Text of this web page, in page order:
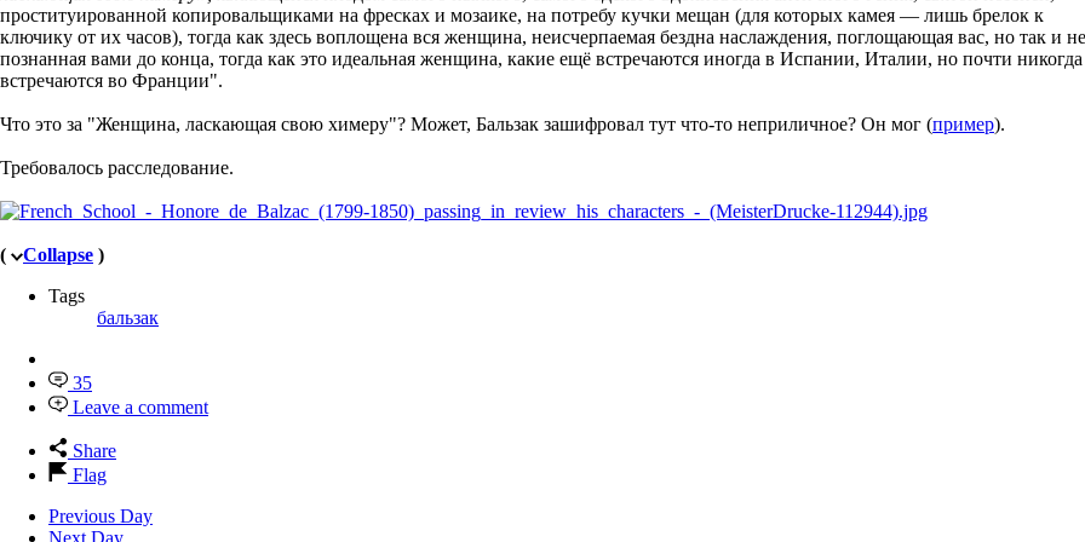
проституированной копировальщиками на фресках и мозаике, на потребу кучки мещан (для которых камея — лишь брелок к
ключику от их часов), тогда как здесь воплощена вся женщина, неисчерпаемая бездна наслаждения, поглощающая вас, но так и не
познанная вами до конца, тогда как это идеальная женщина, какие ещё встречаются иногда в Испании, Италии, но почти
встречаются во Франции".
Что это за "Женщина, ласкающая свою химеру"? Может, Бальзак зашифровал тут что-то неприличное? Он мог (пример).
Требовалось расследование.
( Collapse )
Tags
бальзак
35
Leave a comment
Share
Flag
Previous Day